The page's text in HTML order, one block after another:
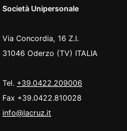
Società Unipersonale
Via Concordia, 16 Z.I.
31046 Oderzo (TV) ITALIA
Tel. +39.0422.209006
Fax +39.0422.810028
info@lacruz.it